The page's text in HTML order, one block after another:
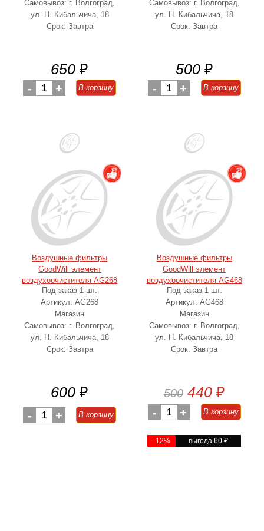
Самовывоз: г. Волгоград,
ул. Н. Кибальчича, 18
Срок: Завтра
650 ₽
- 1 + В корзину
Самовывоз: г. Волгоград,
ул. Н. Кибальчича, 18
Срок: Завтра
500 ₽
- 1 + В корзину
Воздушные фильтры
GoodWill элемент
воздухоочистителя AG268
Под заказ 1 шт.
Артикул: AG268
Магазин
Самовывоз: г. Волгоград,
ул. Н. Кибальчича, 18
Срок: Завтра
600 ₽
- 1 + В корзину
Воздушные фильтры
GoodWill элемент
воздухоочистителя AG468
Под заказ 1 шт.
Артикул: AG468
Магазин
Самовывоз: г. Волгоград,
ул. Н. Кибальчича, 18
Срок: Завтра
500 440 ₽
- 1 + В корзину
-12% выгода 60 ₽